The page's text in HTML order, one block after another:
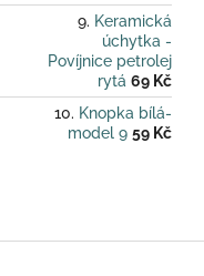
Keramická
úchytka -
Povíjnice petrolej
rytá 69 Kč
Knopka bílá-
model 9 59 Kč